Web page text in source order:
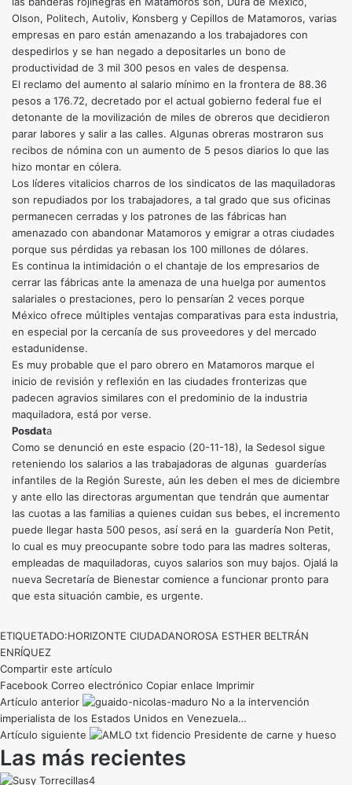
Olson, Politech, Autoliv, Konsberg y Cepillos de Matamoros, varias
empresas en paro están amenazando a los trabajadores con
despedirlos y se han negado a depositarles un bono de
productividad de 3 mil 300 pesos en vales de despensa.
El reclamo del aumento al salario mínimo en la frontera de 88.36
pesos a 176.72, decretado por el actual gobierno federal fue el
detonante de la movilización de miles de obreros que decidieron
parar labores y salir a las calles. Algunas obreras mostraron sus
recibos de nómina con un aumento de 5 pesos diarios lo que las
hizo montar en cólera.
Los líderes vitalicios charros de los sindicatos de las maquiladoras
son repudiados por los trabajadores, a tal grado que sus oficinas
permanecen cerradas y los patrones de las fábricas han
amenazado con abandonar Matamoros y emigrar a otras ciudades
porque sus pérdidas ya rebasan los 100 millones de dólares.
Es continua la intimidación o el chantaje de los empresarios de
cerrar las fábricas ante la amenaza de una huelga por aumentos
salariales o prestaciones, pero lo pensarían 2 veces porque
México ofrece múltiples ventajas comparativas para esta industria,
en especial por la cercanía de sus proveedores y del mercado
estadunidense.
Es muy probable que el paro obrero en Matamoros marque el
inicio de revisión y reflexión en las ciudades fronterizas que
padecen agravios similares con el predominio de la industria
maquiladora, está por verse.
Posdata
Como se denunció en este espacio (20-11-18), la Sedesol sigue
reteniendo los salarios a las trabajadoras de algunas guarderías
infantiles de la Región Sureste, aún les deben el mes de diciembre
y ante ello las directoras argumentan que tendrán que aumentar
las cuotas a las familias a quienes cuidan sus bebes, el incremento
puede llegar hasta 500 pesos, así será en la guardería Non Petit,
lo cual es muy preocupante sobre todo para las madres solteras,
empleadas de maquiladoras, cuyos salarios son muy bajos. Ojalá la
nueva Secretaría de Bienestar comience a funcionar pronto para
que esta situación cambie, es urgente.
ETIQUETADO:HORIZONTE CIUDADANOROSA ESTHER BELTRÁN
ENRÍQUEZ
Compartir este artículo
Facebook Correo electrónico Copiar enlace Imprimir
Artículo anterior
No a la intervención
imperialista de los Estados Unidos en Venezuela…
Artículo siguiente
Presidente de carne y hueso
Las más recientes